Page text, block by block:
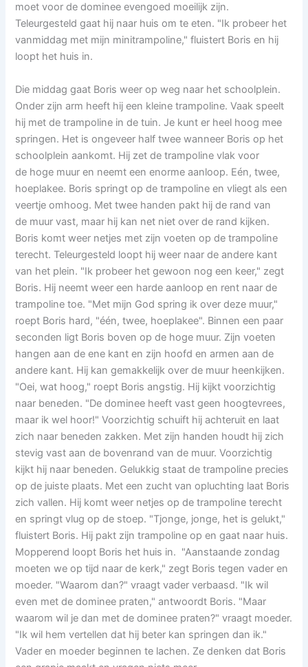
moet voor de dominee evengoed moeilijk zijn.
Teleurgesteld gaat hij naar huis om te eten. "Ik probeer het
vanmiddag met mijn minitrampoline," fluistert Boris en hij
loopt het huis in.
Die middag gaat Boris weer op weg naar het schoolplein.
Onder zijn arm heeft hij een kleine trampoline. Vaak speelt
hij met de trampoline in de tuin. Je kunt er heel hoog mee
springen. Het is ongeveer half twee wanneer Boris op het
schoolplein aankomt. Hij zet de trampoline vlak voor
de hoge muur en neemt een enorme aanloop. Eén, twee,
hoeplakee. Boris springt op de trampoline en vliegt als een
veertje omhoog. Met twee handen pakt hij de rand van
de muur vast, maar hij kan net niet over de rand kijken.
Boris komt weer netjes met zijn voeten op de trampoline
terecht. Teleurgesteld loopt hij weer naar de andere kant
van het plein. "Ik probeer het gewoon nog een keer," zegt
Boris. Hij neemt weer een harde aanloop en rent naar de
trampoline toe. "Met mijn God spring ik over deze muur,"
roept Boris hard, "één, twee, hoeplakee". Binnen een paar
seconden ligt Boris boven op de hoge muur. Zijn voeten
hangen aan de ene kant en zijn hoofd en armen aan de
andere kant. Hij kan gemakkelijk over de muur heenkijken.
"Oei, wat hoog," roept Boris angstig. Hij kijkt voorzichtig
naar beneden. "De dominee heeft vast geen hoogtevrees,
maar ik wel hoor!" Voorzichtig schuift hij achteruit en laat
zich naar beneden zakken. Met zijn handen houdt hij zich
stevig vast aan de bovenrand van de muur. Voorzichtig
kijkt hij naar beneden. Gelukkig staat de trampoline precies
op de juiste plaats. Met een zucht van opluchting laat Boris
zich vallen. Hij komt weer netjes op de trampoline terecht
en springt vlug op de stoep. "Tjonge, jonge, het is gelukt,"
fluistert Boris. Hij pakt zijn trampoline op en gaat naar huis.
Mopperend loopt Boris het huis in. "Aanstaande zondag
moeten we op tijd naar de kerk," zegt Boris tegen vader en
moeder. "Waarom dan?" vraagt vader verbaasd. "Ik wil
even met de dominee praten," antwoordt Boris. "Maar
waarom wil je dan met de dominee praten?" vraagt moeder.
"Ik wil hem vertellen dat hij beter kan springen dan ik."
Vader en moeder beginnen te lachen. Ze denken dat Boris